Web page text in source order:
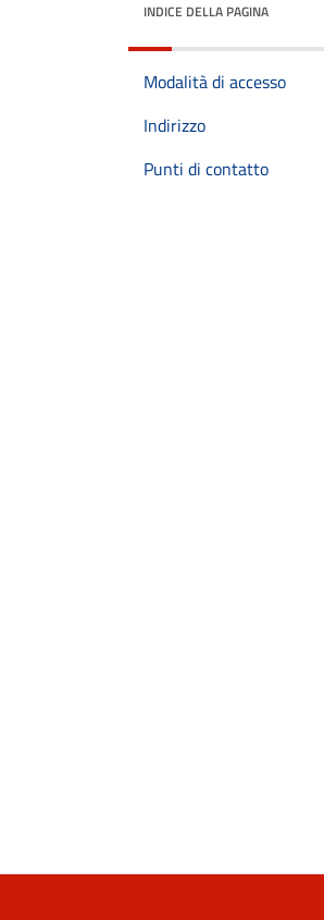
INDICE DELLA PAGINA
Modalità di accesso
Indirizzo
Punti di contatto